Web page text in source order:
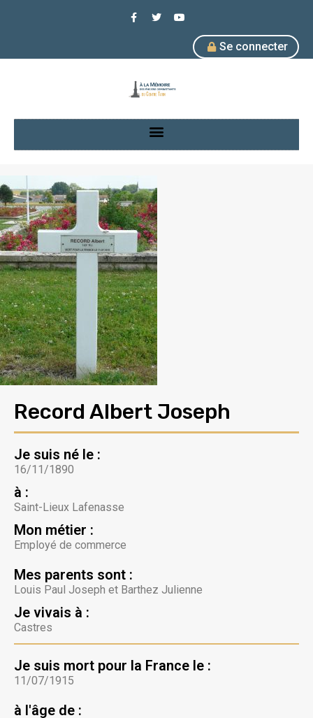
Se connecter
Record Albert Joseph
Je suis né le :
16/11/1890
à :
Saint-Lieux Lafenasse
Mon métier :
Employé de commerce
Mes parents sont :
Louis Paul Joseph et Barthez Julienne
Je vivais à :
Castres
Je suis mort pour la France le :
11/07/1915
à l'âge de :